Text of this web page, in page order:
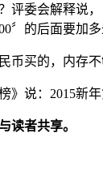
评委会解释说
〞的后面要加
币买的，内存
》说：2015新
读者共享。